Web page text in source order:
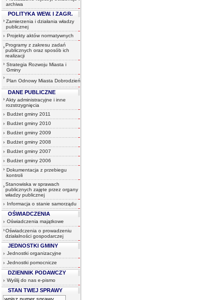
archiwa
POLITYKA WEW. I ZAGR.
Zamierzenia i działania władzy
publicznej
Projekty aktów normatywnych
Programy z zakresu zadań
publicznych oraz sposób ich
realizacji
Strategia Rozwoju Miasta i
Gminy
Plan Odnowy Miasta Dobrodzień
DANE PUBLICZNE
Akty administracyjne i inne
rozstrzygnięcia
Budżet gminy 2011
Budżet gminy 2010
Budżet gminy 2009
Budżet gminy 2008
Budżet gminy 2007
Budżet gminy 2006
Dokumentacja z przebiegu
kontroli
Stanowiska w sprawach
publicznych zajęte przez organy
władzy publicznej
Informacja o stanie samorządu
OŚWIADCZENIA
Oświadczenia majątkowe
Oświadczenia o prowadzeniu
działalności gospodarczej
JEDNOSTKI GMINY
Jednostki organizacyjne
Jednostki pomocnicze
DZIENNIK PODAWCZY
Wyślij do nas e-pismo
STAN TWEJ SPRAWY